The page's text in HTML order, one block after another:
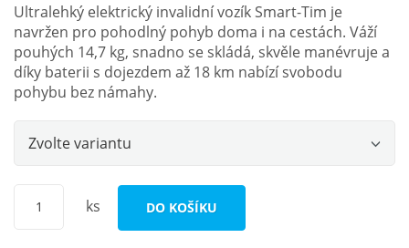
Ultralehký elektrický invalidní vozík Smart-Tim je
navržen pro pohodlný pohyb doma i na cestách. Váží
pouhých 14,7 kg, snadno se skládá, skvěle manévruje a
díky baterii s dojezdem až 18 km nabízí svobodu
pohybu bez námahy.
Zvolte variantu
ks DO KOŠÍKU